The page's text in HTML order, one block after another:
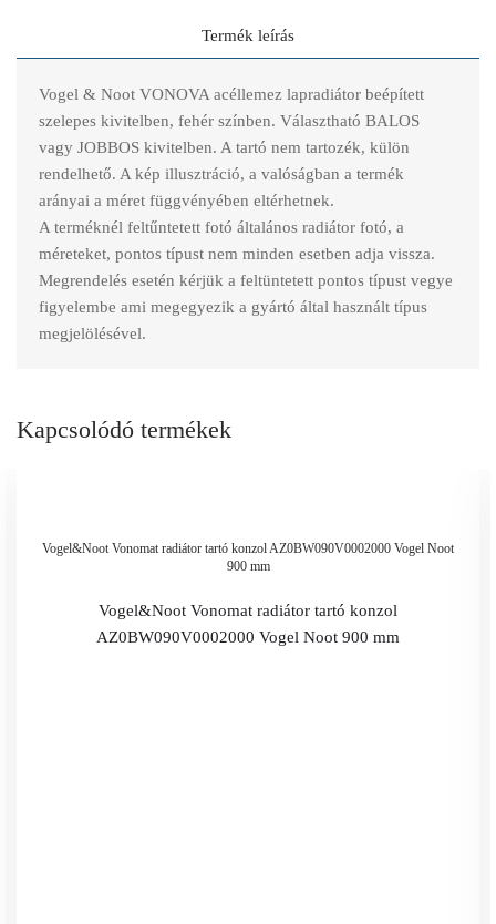
Termék leírás
Vogel & Noot VONOVA acéllemez lapradiátor beépített
szelepes kivitelben, fehér színben. Választható BALOS
vagy JOBBOS kivitelben. A tartó nem tartozék, külön
rendelhető. A kép illusztráció, a valóságban a termék
arányai a méret függvényében eltérhetnek.
A terméknél feltűntetett fotó általános radiátor fotó, a
méreteket, pontos típust nem minden esetben adja vissza.
Megrendelés esetén kérjük a feltüntetett pontos típust vegye
figyelembe ami megegyezik a gyártó által használt típus
megjelölésével.
Kapcsolódó termékek
Vogel&Noot Vonomat radiátor tartó konzol AZ0BW090V0002000 Vogel Noot
900 mm
Vogel&Noot Vonomat radiátor tartó konzol
AZ0BW090V0002000 Vogel Noot 900 mm